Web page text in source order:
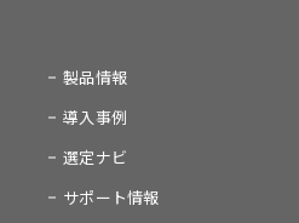
製品情報
導入事例
選定ナビ
サポート情報